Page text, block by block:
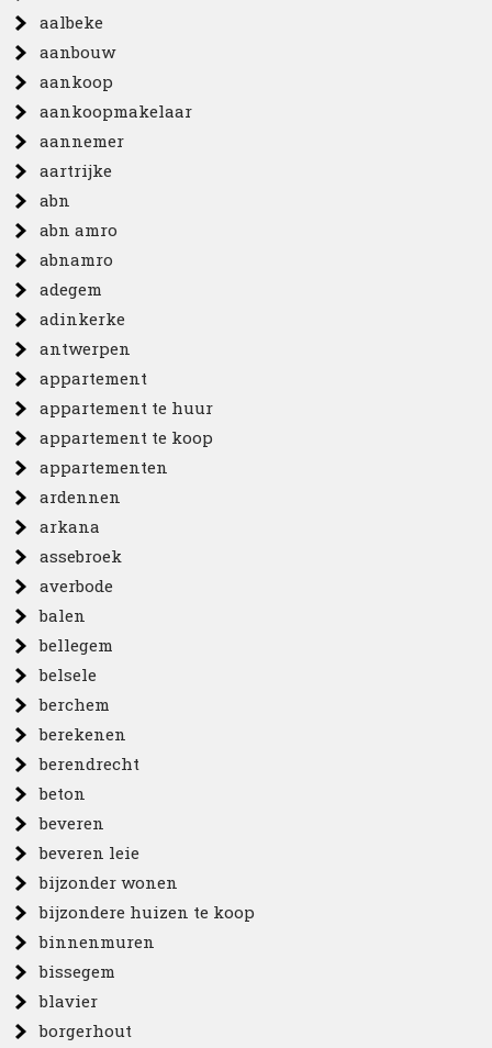
aalbeke
aanbouw
aankoop
aankoopmakelaar
aannemer
aartrijke
abn
abn amro
abnamro
adegem
adinkerke
antwerpen
appartement
appartement te huur
appartement te koop
appartementen
ardennen
arkana
assebroek
averbode
balen
bellegem
belsele
berchem
berekenen
berendrecht
beton
beveren
beveren leie
bijzonder wonen
bijzondere huizen te koop
binnenmuren
bissegem
blavier
borgerhout